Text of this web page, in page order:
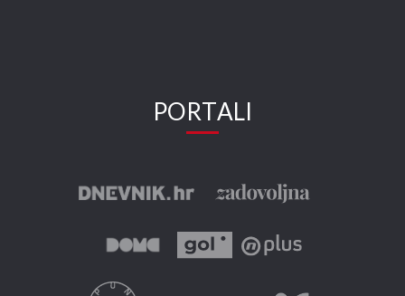
PORTALI